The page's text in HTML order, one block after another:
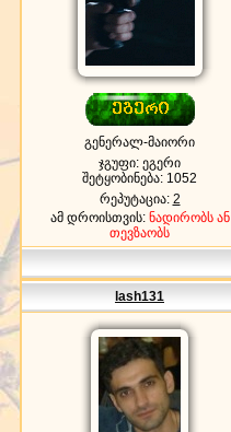
გენერალ-მაიორი
ჯგუფი: ეგერი
შეტყობინება: 1052
რეპუტაცია: 2
ამ დროისთვის: ნადირობს ან
თევზაობს
lash131